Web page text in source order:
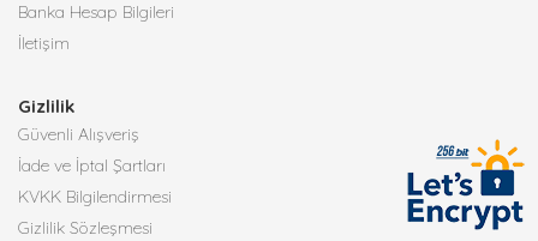
Banka Hesap Bilgileri
İletişim
Gizlilik
Güvenli Alışveriş
İade ve İptal Şartları
KVKK Bilgilendirmesi
Gizlilik Sözleşmesi